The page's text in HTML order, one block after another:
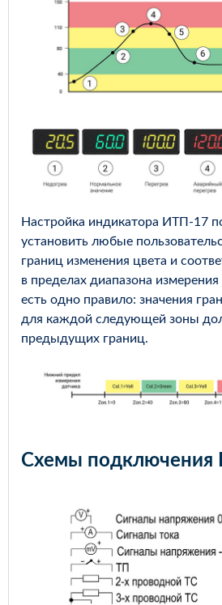
Настройка индикатора ИТП-17
установить любые
границ изменения цвета и
в пределах диапазона
есть одно правило: значения
для каждой следующей зоны
предыдущих границ.
Схемы подключения